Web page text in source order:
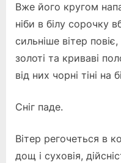
Вже його кругом
ніби в білу сорочку
сильніше вітер
золоті та криваві
від них чорні тіні на
Сніг паде.
Вітер регочеться в
дощ і суховія,